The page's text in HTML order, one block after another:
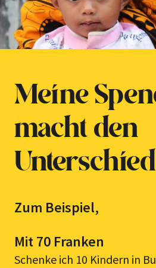
Meine
macht den
Unterschied
Zum Beispiel,
Mit 70 Franken
Schenke ich 10 Kindern in